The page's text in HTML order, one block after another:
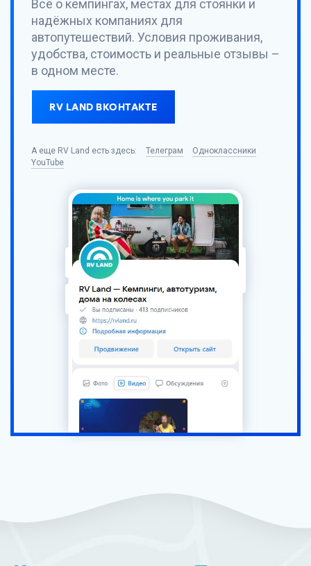
Всё о кемпингах, местах для стоянки и
надёжных компаниях для
автопутешествий. Условия проживания,
удобства, стоимость и реальные отзывы –
в одном месте.
RV LAND ВКОНТАКТЕ
А еще RV Land есть здесь: Телеграм
Одноклассники
YouTube